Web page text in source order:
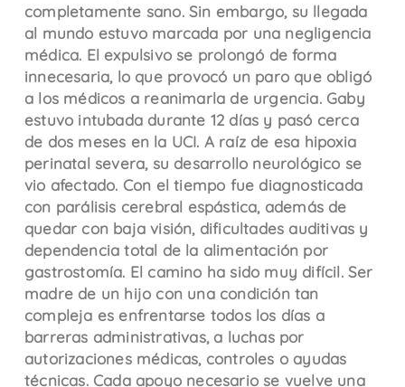
completamente sano. Sin embargo, su llegada
al mundo estuvo marcada por una negligencia
médica. El expulsivo se prolongó de forma
innecesaria, lo que provocó un paro que obligó
a los médicos a reanimarla de urgencia. Gaby
estuvo intubada durante 12 días y pasó cerca
de dos meses en la UCI. A raíz de esa hipoxia
perinatal severa, su desarrollo neurológico se
vio afectado. Con el tiempo fue diagnosticada
con parálisis cerebral espástica, además de
quedar con baja visión, dificultades auditivas y
dependencia total de la alimentación por
gastrostomía. El camino ha sido muy difícil. Ser
madre de un hijo con una condición tan
compleja es enfrentarse todos los días a
barreras administrativas, a luchas por
autorizaciones médicas, controles o ayudas
técnicas. Cada apoyo necesario se vuelve una